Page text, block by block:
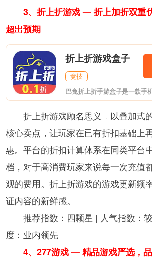
3、折上折游戏 — 折上加折双重
超出预期
折上折游戏盒子
竞技
折上折游戏顾名思义，以叠加式
核心卖点，让玩家在已有折扣基础上
惠。平台的折扣计算体系在同类平台
档，对于高消费玩家来说每一次充值
观的费用。折上折游戏的游戏更新频
证内容的新鲜感。
推荐指数：四颗星 | 人气指数：
度：业内领先
4、277游戏 — 精品游戏严选，